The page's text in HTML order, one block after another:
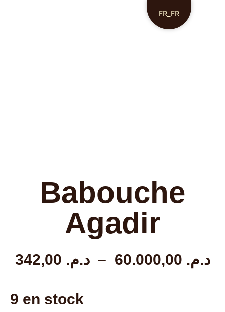
Babouche
Agadir
د.م. – د.م.
9 en stock
FR_FR